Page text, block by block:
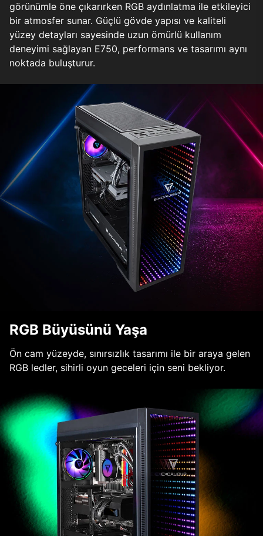
görünümle öne çıkarırken RGB aydınlatma ile etkileyici
bir atmosfer sunar. Güçlü gövde yapısı ve kaliteli
yüzey detayları sayesinde uzun ömürlü kullanım
deneyimi sağlayan E750, performans ve tasarımı aynı
noktada buluşturur.
RGB Büyüsünü Yaşa
Ön cam yüzeyde, sınırsızlık tasarımı ile bir araya gelen
RGB ledler, sihirli oyun geceleri için seni bekliyor.